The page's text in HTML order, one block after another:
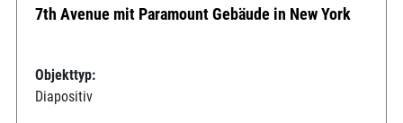
7th Avenue mit Paramount Gebäude in New York
Objekttyp:
Diapositiv